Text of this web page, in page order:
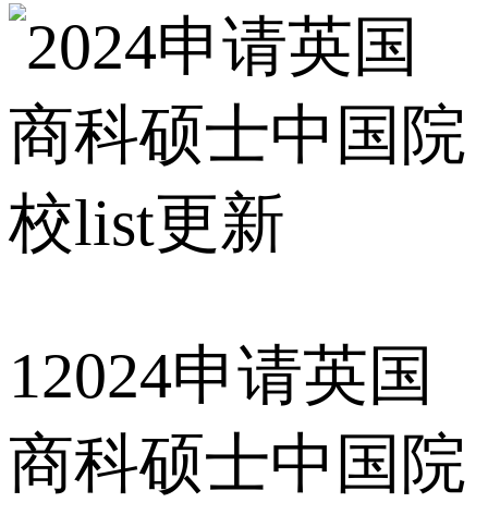
12024申请英国
商科硕士中国院